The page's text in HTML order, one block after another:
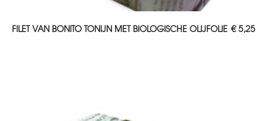
TOEVOEGEN AAN WINKELWAGEN
FILET VAN BONITO TONIJN MET BIOLOGISCHE OLIJFOLIE €5,25